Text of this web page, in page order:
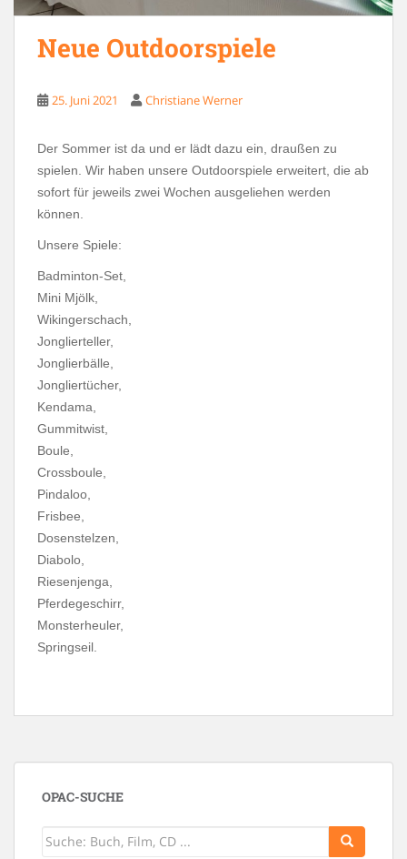
Neue Outdoorspiele
25. Juni 2021 Christiane Werner
Der Sommer ist da und er lädt dazu ein, draußen zu
spielen. Wir haben unsere Outdoorspiele erweitert, die ab
sofort für jeweils zwei Wochen ausgeliehen werden
können.
Unsere Spiele:
Badminton-Set,
Mini Mjölk,
Wikingerschach,
Jonglierteller,
Jonglierbälle,
Jongliertücher,
Kendama,
Gummitwist,
Boule,
Crossboule,
Pindaloo,
Frisbee,
Dosenstelzen,
Diabolo,
Riesenjenga,
Pferdegeschirr,
Monsterheuler,
Springseil.
OPAC-SUCHE